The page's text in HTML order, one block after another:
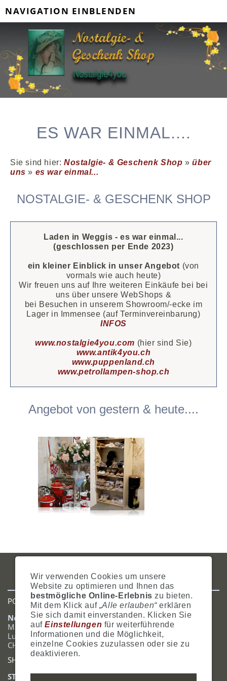
NAVIGATION EINBLENDEN
ES WAR EINMAL....
Sie sind hier: Nostalgie- & Geschenk Shop »über
uns » es war einmal...
NOSTALGIE- & GESCHENK SHOP
Laden in Weggis - es war einmal...
(geschlossen per Ende 2023)
ein kleiner Einblick in unser Angebot (von
vormals wie auch heute)
Wir freuen uns auf Ihre weiteren Einkäufe bei bei
uns über unsere WebShops &
bei Besuchen in unserem Showroom/-ecke im
Lager in Immensee (auf Terminvereinbarung)
INFOS
www.nostalgie4you.com (hier sind Sie)
www.antik4you.ch
www.puppenland.ch
www.petrollampen-shop.ch
Angebot von gestern & heute....
WIDERRUFSRECHTSITEMAPHILFECOOKIES
POSTADRESSE
Nostalgie- & Geschenk Shop
Maja Schmid
Luzernerstrasse 14
CH-6353 Weggis
SHOWROOM
STANDORT:
Wir verwenden Cookies um unsere
Website zu optimieren und Ihnen das
bestmögliche Online-Erlebnis zu bieten.
Mit dem Klick auf „Alle erlauben“erklären
Sie sich damit einverstanden. Klicken Sie
aufEinstellungen für weiterführende
Informationen und die Möglichkeit,
einzelne Cookies zuzulassen oder sie zu
deaktivieren.